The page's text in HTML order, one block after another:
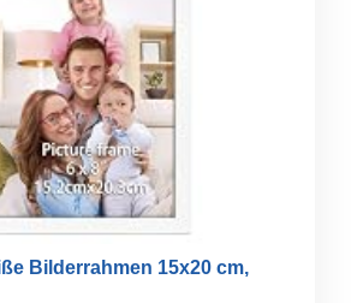
Bilderrahmen 15x20 cm,